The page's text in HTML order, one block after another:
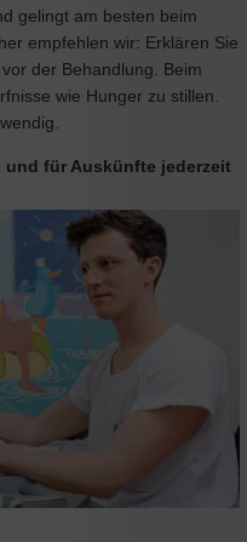
gelingt am besten beim
empfehlen wir: Erklären Sie
der Behandlung. Beim
wie Hunger zu stillen.
und für Auskünfte jederzeit